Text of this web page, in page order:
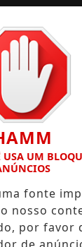
COM 488
USA UM
fonte
nosso
por favor